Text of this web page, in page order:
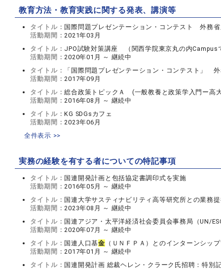
教育方法・教育実践に関する発表、講演等
タイトル： 国際問題プレゼンテーション・コンテスト 外務
活動期間：2021年03月
タイトル： JPO試験対策講座 （関西学院東京丸の内Campus
活動期間：2020年01月 ～ 継続中
タイトル：
「国際問題プレゼンテーション・コンテスト」
活動期間：2017年09月
タイトル：総合政策トピックＡ (一般教養と政策学入門ー高
活動期間：2016年08月 ～ 継続中
タイトル：KG SDGsカフェ
活動期間：2023年06月
全件表示 >>
実務の経験を有する者についての特記事項
タイトル： 国連開発計画と包括協定書調印式を実施
活動期間：2016年05月 ～ 継続中
タイトル： 国連大学サスティナビリティ高等研究所との業務
活動期間：2023年08月 ～ 継続中
タイトル： 国連アジア・太平洋経済社会委員会事務局（UN/
活動期間：2020年07月 ～ 継続中
タイトル： 国連人口基金 （ＵＮＦＰＡ）とのインターンシッ
活動期間：2017年01月 ～ 継続中
タイトル： 国連開発計画 総裁ヘレン・クラーク氏招聘：特別